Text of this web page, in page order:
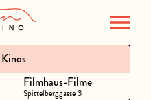
Filmhaus-Filme
Spittelberggasse 3